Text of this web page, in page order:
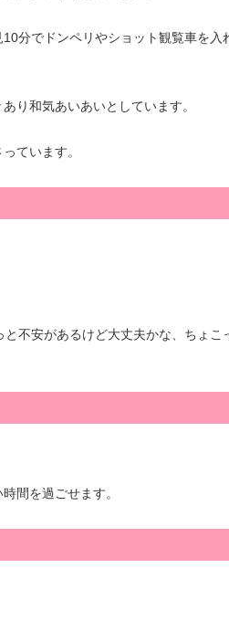
分でドンペリやショット観覧車を入
り和気あいあいとしています。
ています。
不安があるけど大丈夫かな、ちょこ
間を過ごせます。